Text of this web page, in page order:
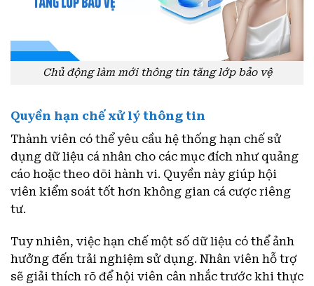
Chủ động làm mới thông tin tăng lớp bảo vệ
Quyền hạn chế xử lý thông tin
Thành viên có thể yêu cầu hệ thống hạn chế sử
dụng dữ liệu cá nhân cho các mục đích như quảng
cáo hoặc theo dõi hành vi. Quyền này giúp hội
viên kiểm soát tốt hơn không gian cá cược riêng
tư.
Tuy nhiên, việc hạn chế một số dữ liệu có thể ảnh
hưởng đến trải nghiệm sử dụng. Nhân viên hỗ trợ
sẽ giải thích rõ để hội viên cân nhắc trước khi thực